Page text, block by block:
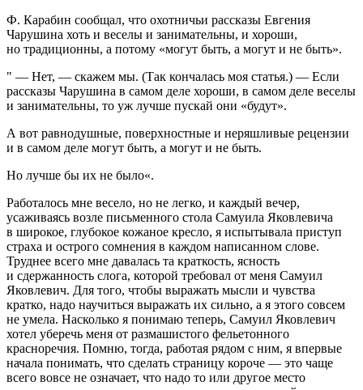
Ф. Карабин сообщал, что охотничьи рассказы Евгения
Чарушина хоть и веселы и занимательны, и хороши,
но традиционны, а потому «могут быть, а могут и не быть».
" — Нет, — скажем мы. (Так кончалась моя статья.) — Если
рассказы Чарушина в самом деле хороши, в самом деле веселы
и занимательны, то уж лучше пускай они «будут».
А вот равнодушные, поверхностные и неряшливые рецензии
и в самом деле могут быть, а могут и не быть.
Но лучше бы их не было«.
Работалось мне весело, но не легко, и каждый вечер,
усаживаясь возле письменного стола Самуила Яковлевича
в широкое, глубокое кожаное кресло, я испытывала приступ
страха и острого сомнения в каждом написанном слове.
Труднее всего мне давалась та краткость, ясность
и сдержанность слога, которой требовал от меня Самуил
Яковлевич. Для того, чтобы выражать мысли и чувства
кратко, надо научиться выражать их сильно, а я этого совсем
не умела. Насколько я понимаю теперь, Самуил Яковлевич
хотел уберечь меня от размашистого фельетонного
красноречия. Помню, тогда, работая рядом с ним, я впервые
начала понимать, что сделать страницу короче — это чаще
всего вовсе не означает, что надо то или другое место